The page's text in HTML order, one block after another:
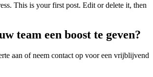
This is your first post. Edit or delete it, then
team een boost te geven?
aan of neem contact op voor een vrijblijvend